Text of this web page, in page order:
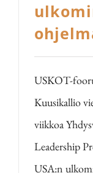
USKOT-
Kuusikallio
viikkoa
Leadership
USA:n